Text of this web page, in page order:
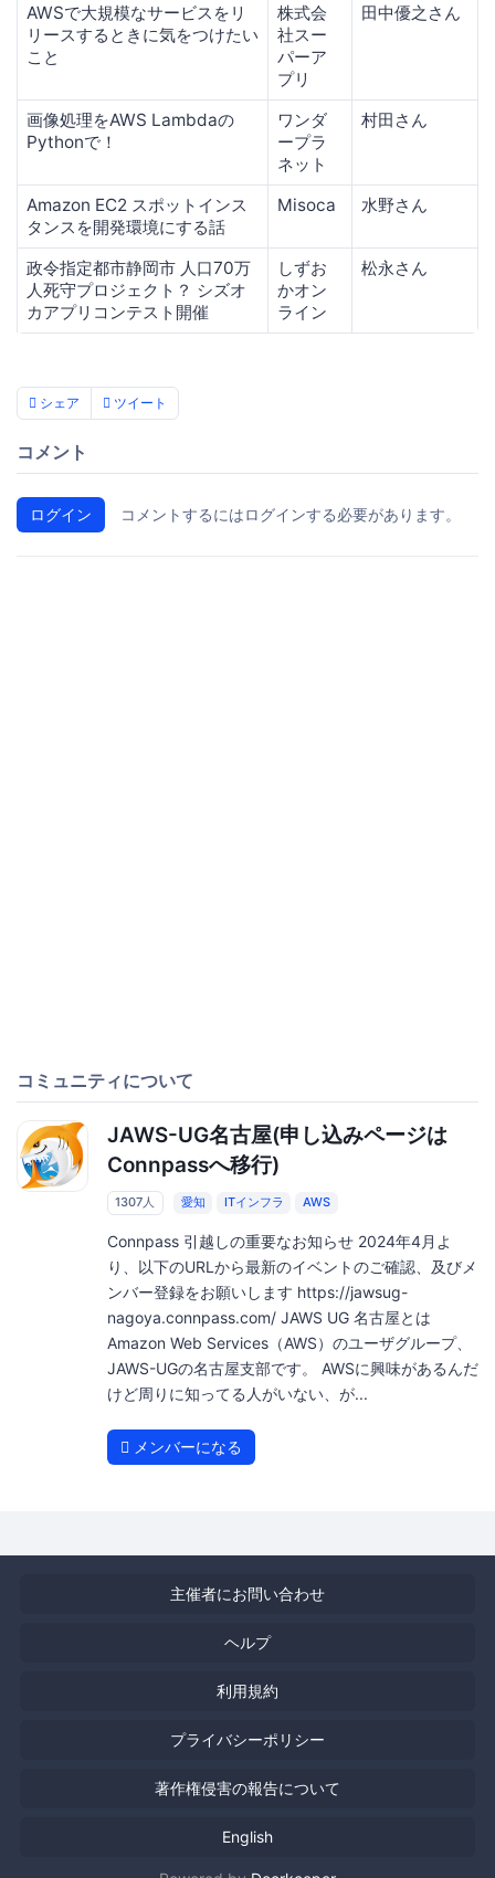
AWSで大規模なサービスをリ
リースするときに気をつけたい
こと
株式会
社スー
パーア
プリ
田中優之さん
画像処理をAWS Lambdaの
Pythonで！
ワンダ
ープラ
ネット
村田さん
Amazon EC2 スポットインス
タンスを開発環境にする話
Misoca 水野さん
政令指定都市静岡市 人口70万
人死守プロジェクト？ シズオ
カアプリコンテスト開催
しずお
かオン
ライン
松永さん
シェア ツイート
コメント
ログイン コメントするにはログインする必要があります。
コミュニティについて
JAWS-UG名古屋(申し込みページは
Connpassへ移行)
1307人 愛知 ITインフラ AWS
Connpass 引越しの重要なお知らせ 2024年4月よ
り、以下のURLから最新のイベントのご確認、及びメ
ンバー登録をお願いします https://jawsug-
nagoya.connpass.com/ JAWS UG 名古屋とは
Amazon Web Services（AWS）のユーザグループ、
JAWS-UGの名古屋支部です。 AWSに興味があるんだ
けど周りに知ってる人がいない、が...
メンバーになる
主催者にお問い合わせ
ヘルプ
利用規約
プライバシーポリシー
著作権侵害の報告について
English